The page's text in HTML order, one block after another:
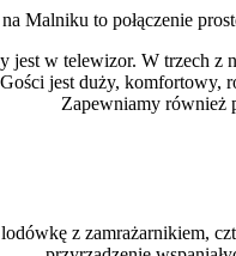
Malniku to połączenie
w telewizor. W trzech z
jest duży, komfortowy,
Zapewniamy również
z zamrażarnikiem,